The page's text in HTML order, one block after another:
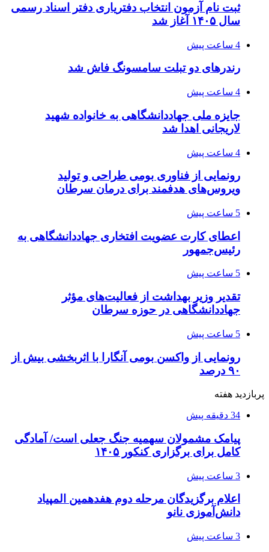
ثبت نام آزمون انتخاب دفتریاری دفتر اسناد رسمی
سال ۱۴۰۵ آغاز شد
4 ساعت پیش
رندرهای دو تبلت سامسونگ فاش شد
4 ساعت پیش
جایزه ملی جهاددانشگاهی به خانواده شهید
لاریجانی اهدا شد
4 ساعت پیش
رونمایی از فناوری بومی طراحی و تولید
ویروس‌های هدفمند برای درمان سرطان
5 ساعت پیش
اعطای کارت عضویت افتخاری جهاددانشگاهی به
رئیس‌جمهور
5 ساعت پیش
تقدیر وزیر بهداشت از فعالیت‌های مؤثر
جهاددانشگاهی در حوزه سرطان
5 ساعت پیش
رونمایی از واکسن بومی آنگارا با اثربخشی بیش از
۹۰ درصد
پربازدید هفته
34 دقیقه پیش
پیامک مشمولان سهمیه جنگ جعلی است/ آمادگی
کامل برای برگزاری کنکور ۱۴۰۵
3 ساعت پیش
اعلام برگزیدگان مرحله دوم هفدهمین المپیاد
دانش‌آموزی نانو
3 ساعت پیش